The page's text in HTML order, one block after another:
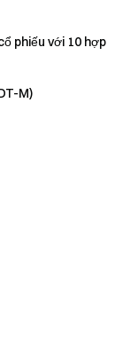
phiếu với 10 hợp
M)